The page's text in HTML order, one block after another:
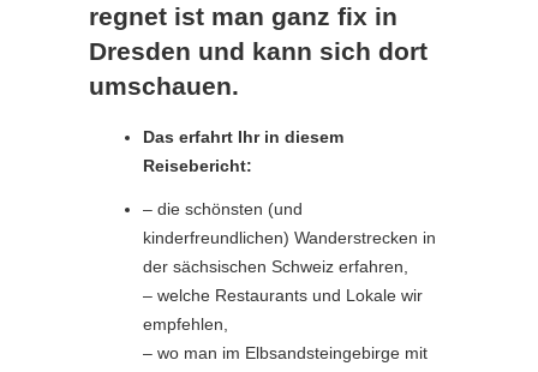
regnet ist man ganz fix in
Dresden und kann sich dort
umschauen.
Das erfahrt Ihr in diesem
Reisebericht:
– die schönsten (und
kinderfreundlichen) Wanderstrecken in
der sächsischen Schweiz erfahren,
– welche Restaurants und Lokale wir
empfehlen,
– wo man im Elbsandsteingebirge mit